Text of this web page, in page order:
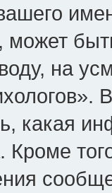
может
на
какая